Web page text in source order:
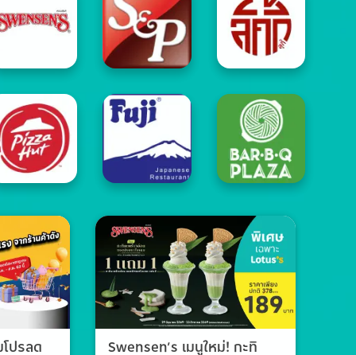
ปรลด
Swensen’s เมนูใหม่! กะทิ